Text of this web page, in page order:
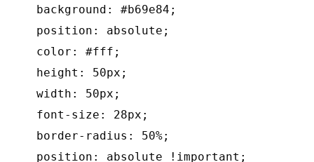
  background: #b69e84;
  position: absolute;
  color: #fff;
  height: 50px;
  width: 50px;
  font-size: 28px;
  border-radius: 50%;
  position: absolute !important;